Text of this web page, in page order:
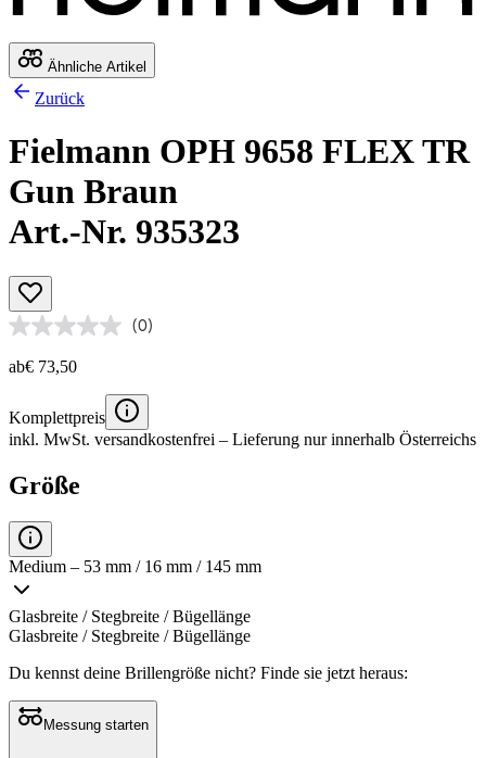
Ähnliche Artikel
Zurück
Fielmann OPH 9658 FLEX TR
Gun Braun
Art.-Nr. 935323
(0)
ab€ 73,50
Komplettpreis
inkl. MwSt. versandkostenfrei – Lieferung nur innerhalb Österreichs
Größe
Medium – 53 mm / 16 mm / 145 mm
Glasbreite / Stegbreite / Bügellänge
Glasbreite / Stegbreite / Bügellänge
Du kennst deine Brillengröße nicht? Finde sie jetzt heraus:
Messung starten